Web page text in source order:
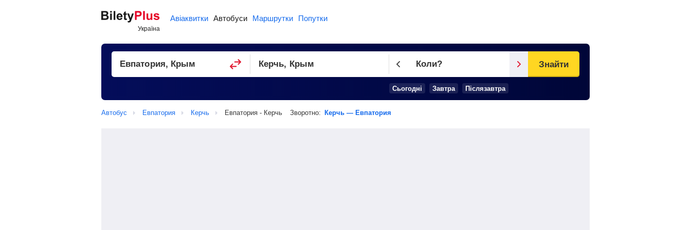
Авіаквитки Автобуси Маршрутки Попутки
Коли?
Cьогодні Завтра Післязавтра
Знайти
Автобус Евпатория Керчь Евпатория - Керчь Зворотно: Керчь — Евпатория